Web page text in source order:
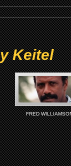
Keitel
FRED